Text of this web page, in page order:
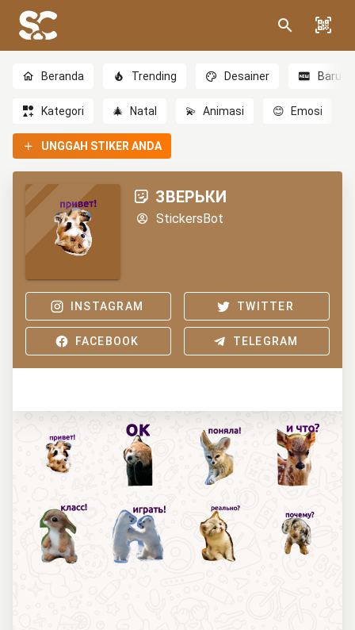
Beranda Trending Desainer Baru
Kategori 🎄 Natal 💫 Animasi 😊 Emosi
UNGGAH STIKER ANDA
ЗВЕРЬКИ
StickersBot
INSTAGRAM TWITTER
FACEBOOK TELEGRAM